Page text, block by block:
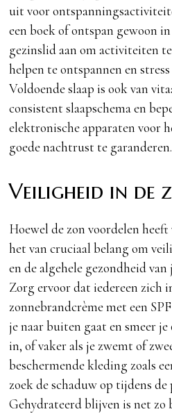
uit voor
een boek of ontspan gewoon
gezinslid aan om activiteiten
helpen te ontspannen en
Voldoende slaap is ook van
consistent slaapschema en
elektronische apparaten voor
goede nachtrust te garanderen.
Veiligheid in de
Hoewel de zon voordelen
het van cruciaal belang om
en de algehele gezondheid
Zorg ervoor dat iedereen zich
zonnebrandcrème met een
je naar buiten gaat en smeer
in, of vaker als je zwemt of
beschermende kleding zoals
zoek de schaduw op tijdens
Gehydrateerd blijven is net